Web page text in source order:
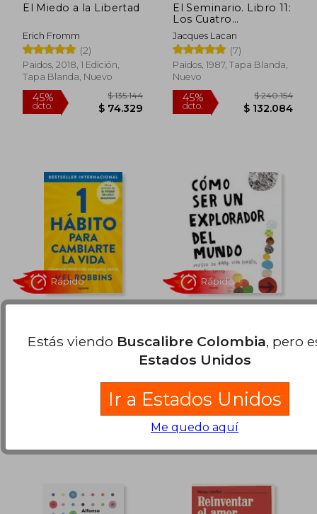
45%
dcto. $ 120.516
45%
dcto. $
$ 86.059
$ 47.333
30%
dcto. $
El Miedo a la Libertad
Erich Fromm
(2)
Paidos, 2018, 1 Edición,
Tapa Blanda, Nuevo
El Seminario. Libro 11:
Los Cuatro
Conceptos
Fundamentales del
Psicoanálisis (el
Seminario de Jacques
Lacan)
Jacques Lacan
(7)
Paidos, 1987, Tapa Blanda,
Nuevo
Mel Robbins
Mundo
Keri Smith
(3)
Estás viendo Buscalibre Colombia, pero
Estados Unidos
Ir a Estados Unidos
Me quedo aquí